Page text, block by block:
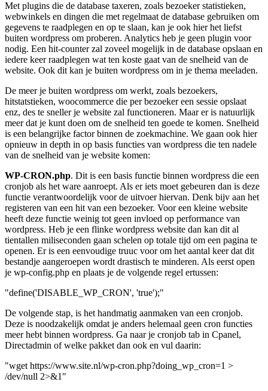
Met plugins die de database taxeren, zoals bezoeker statistieken,
webwinkels en dingen die met regelmaat de database gebruiken om
gegevens te raadplegen en op te slaan, kan je ook hier het liefst
buiten wordpress om proberen. Analytics heb je geen plugin voor
nodig. Een hit-counter zal zoveel mogelijk in de database opslaan en
iedere keer raadplegen wat ten koste gaat van de snelheid van de
website. Ook dit kan je buiten wordpress om in je thema meeladen.
De meer je buiten wordpress om werkt, zoals bezoekers,
hitstatstieken, woocommerce die per bezoeker een sessie opslaat
enz, des te sneller je website zal functioneren. Maar er is natuurlijk
meer dat je kunt doen om de snelheid ten goede te komen. Snelheid
is een belangrijke factor binnen de zoekmachine. We gaan ook hier
opnieuw in depth in op basis functies van wordpress die ten nadele
van de snelheid van je website komen:
WP-CRON.php. Dit is een basis functie binnen wordpress die een
cronjob als het ware aanroept. Als er iets moet gebeuren dan is deze
functie verantwoordelijk voor de uitvoer hiervan. Denk bijv aan het
registeren van een hit van een bezoeker. Voor een kleine website
heeft deze functie weinig tot geen invloed op performance van
wordpress. Heb je een flinke wordpress website dan kan dit al
tientallen miliseconden gaan schelen op totale tijd om een pagina te
openen. Er is een eenvoudige truuc voor om het aantal keer dat dit
bestandje aangeroepen wordt drastisch te minderen. Als eerst open
je wp-config.php en plaats je de volgende regel ertussen:
"define('DISABLE_WP_CRON', 'true');"
De volgende stap, is het handmatig aanmaken van een cronjob.
Deze is noodzakelijk omdat je anders helemaal geen cron functies
meer hebt binnen wordpress. Ga naar je cronjob tab in Cpanel,
Directadmin of welke pakket dan ook en vul daarin:
"wget https://www.site.nl/wp-cron.php?doing_wp_cron=1 >
/dev/null 2>&1"